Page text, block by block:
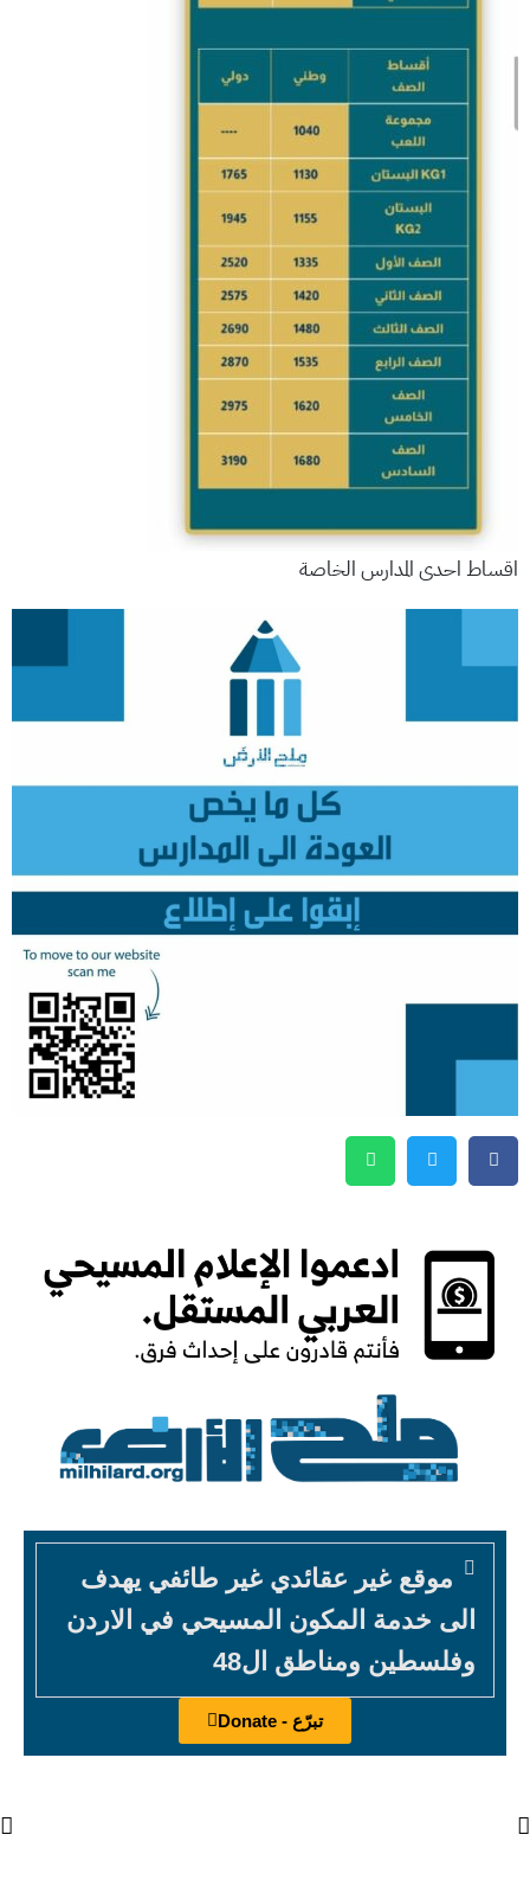
اقساط احدى المدارس الخاصة
موقع غير عقائدي غير طائفي يهدف
الى خدمة المكون المسيحي في الاردن
وفلسطين ومناطق ال48
تبرّع - Donate